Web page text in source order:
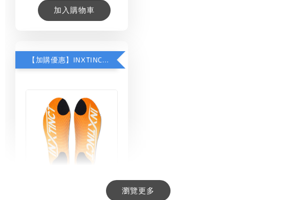
加入購物車
【加購優惠】INXTINCT 生活日用鞋墊
INXTINCT 生活日用
瀏覽更多